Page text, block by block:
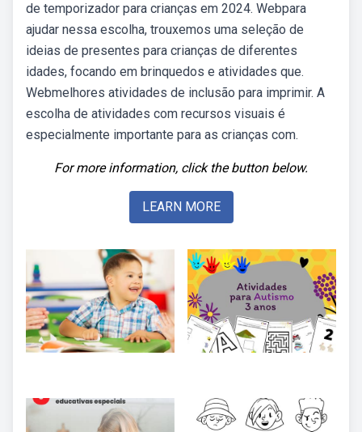
de temporizador para crianças em 2024. Webpara
ajudar nessa escolha, trouxemos uma seleção de
ideias de presentes para crianças de diferentes
idades, focando em brinquedos e atividades que.
Webmelhores atividades de inclusão para imprimir. A
escolha de atividades com recursos visuais é
especialmente importante para as crianças com.
For more information, click the button below.
LEARN MORE